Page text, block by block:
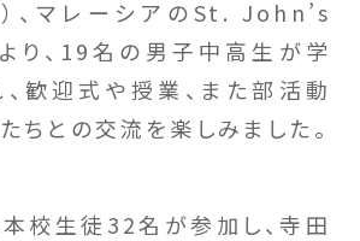
、マレーシアのSt. John’s
、19名の男子中高生が学
歓迎式や授業、また部活動
ちとの交流を楽しみました。
校生徒32名が参加し、寺田